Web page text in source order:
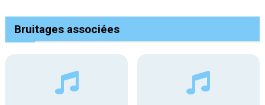
Bruitages associées